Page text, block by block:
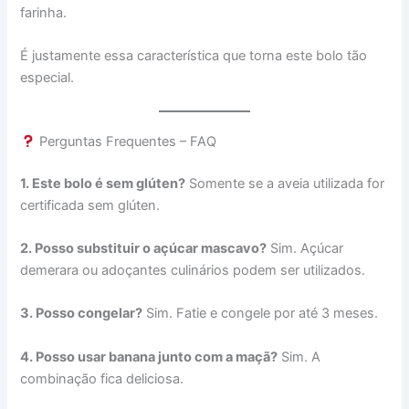
farinha.
É justamente essa característica que torna este bolo tão
especial.
Perguntas Frequentes – FAQ
1. Este bolo é sem glúten? Somente se a aveia utilizada for
certificada sem glúten.
2. Posso substituir o açúcar mascavo? Sim. Açúcar
demerara ou adoçantes culinários podem ser utilizados.
3. Posso congelar? Sim. Fatie e congele por até 3 meses.
4. Posso usar banana junto com a maçã? Sim. A
combinação fica deliciosa.